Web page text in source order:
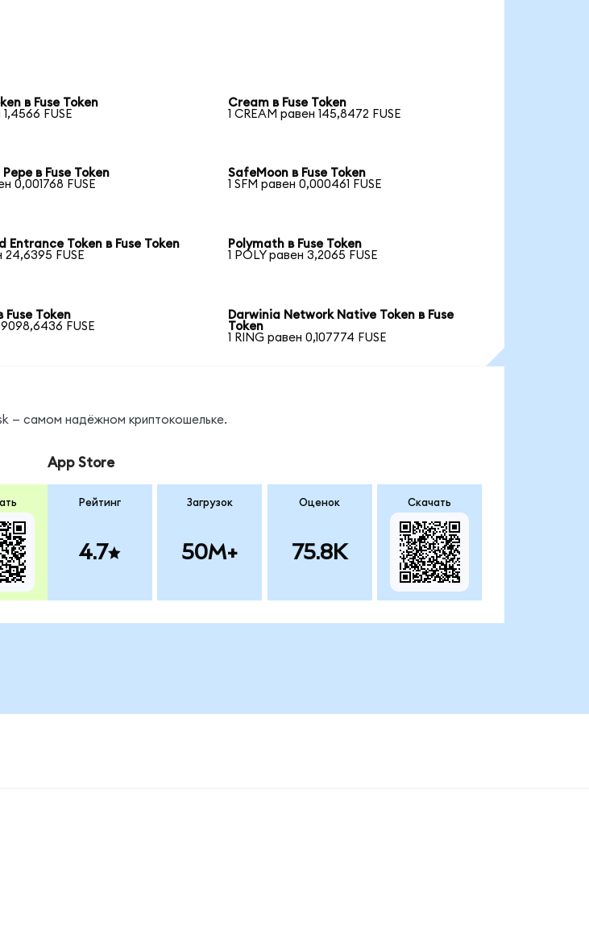
в Fuse Token
FUSE
Cream в Fuse Token
1 CREAM равен 145,8472 FUSE
в Fuse Token
0,001768 FUSE
SafeMoon в Fuse Token
1 SFM равен 0,000461 FUSE
Entrance Token в Fuse Token
24,6395 FUSE
Polymath в Fuse Token
1 POLY равен 3,2065 FUSE
Fuse Token
9098,6436 FUSE
Darwinia Network Native Token в Fuse
Token
1 RING равен 0,107774 FUSE
— самом надёжном криптокошельке.
App Store
Рейтинг
4.7
Загрузок
50M+
Оценок
75.8K
Скачать